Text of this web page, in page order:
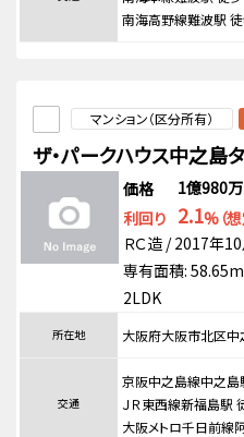
南海高野線難波駅
マンション（区分所有）
ザ・パークハウス中之島
価格
1億980
利回り 2.1%（想
ＲＣ造 / 2017年
専有面積:
2LDK
所在地 大阪府大阪市北区中
交通
京阪中之島線中之島
ＪＲ東西線新福島駅
大阪メトロ千日前線